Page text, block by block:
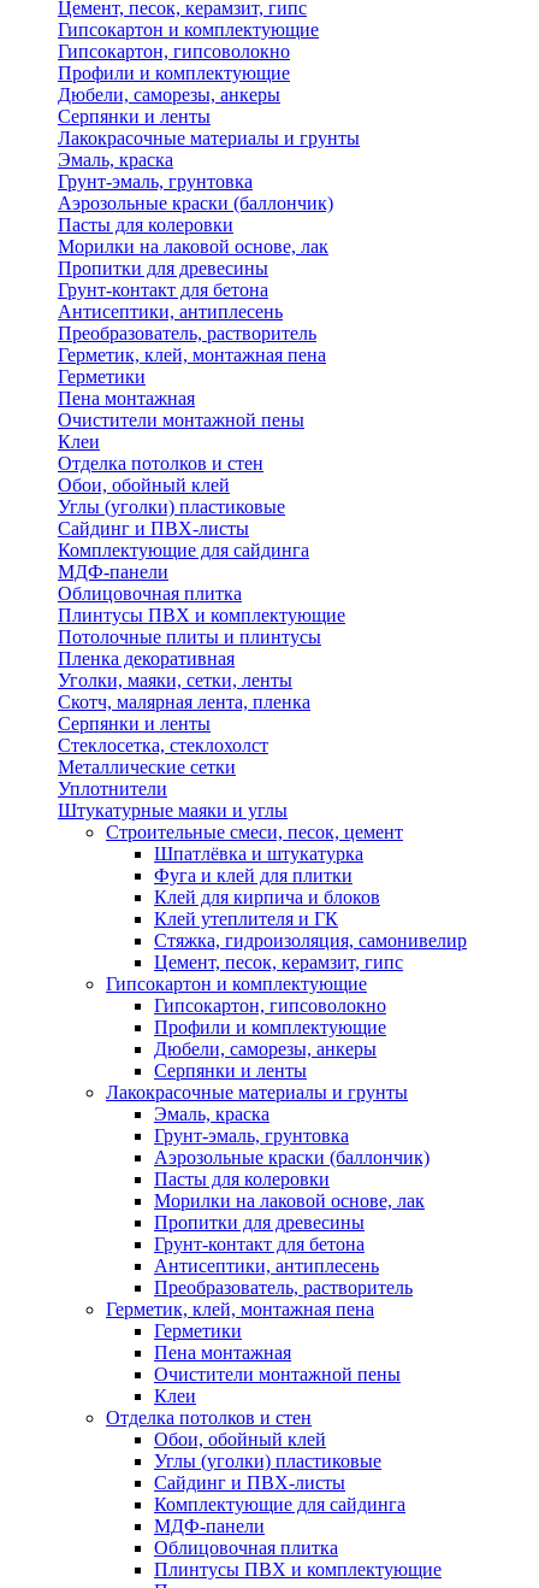
Цемент, песок, керамзит, гипс
Гипсокартон и комплектующие
Гипсокартон, гипсоволокно
Профили и комплектующие
Дюбели, саморезы, анкеры
Серпянки и ленты
Лакокрасочные материалы и грунты
Эмаль, краска
Грунт-эмаль, грунтовка
Аэрозольные краски (баллончик)
Пасты для колеровки
Морилки на лаковой основе, лак
Пропитки для древесины
Грунт-контакт для бетона
Антисептики, антиплесень
Преобразователь, растворитель
Герметик, клей, монтажная пена
Герметики
Пена монтажная
Очистители монтажной пены
Клеи
Отделка потолков и стен
Обои, обойный клей
Углы (уголки) пластиковые
Сайдинг и ПВХ-листы
Комплектующие для сайдинга
МДФ-панели
Облицовочная плитка
Плинтусы ПВХ и комплектующие
Потолочные плиты и плинтусы
Пленка декоративная
Уголки, маяки, сетки, ленты
Скотч, малярная лента, пленка
Серпянки и ленты
Стеклосетка, стеклохолст
Металлические сетки
Уплотнители
Штукатурные маяки и углы
Строительные смеси, песок, цемент
Шпатлёвка и штукатурка
Фуга и клей для плитки
Клей для кирпича и блоков
Клей утеплителя и ГК
Стяжка, гидроизоляция, самонивелир
Цемент, песок, керамзит, гипс
Гипсокартон и комплектующие
Гипсокартон, гипсоволокно
Профили и комплектующие
Дюбели, саморезы, анкеры
Серпянки и ленты
Лакокрасочные материалы и грунты
Эмаль, краска
Грунт-эмаль, грунтовка
Аэрозольные краски (баллончик)
Пасты для колеровки
Морилки на лаковой основе, лак
Пропитки для древесины
Грунт-контакт для бетона
Антисептики, антиплесень
Преобразователь, растворитель
Герметик, клей, монтажная пена
Герметики
Пена монтажная
Очистители монтажной пены
Клеи
Отделка потолков и стен
Обои, обойный клей
Углы (уголки) пластиковые
Сайдинг и ПВХ-листы
Комплектующие для сайдинга
МДФ-панели
Облицовочная плитка
Плинтусы ПВХ и комплектующие